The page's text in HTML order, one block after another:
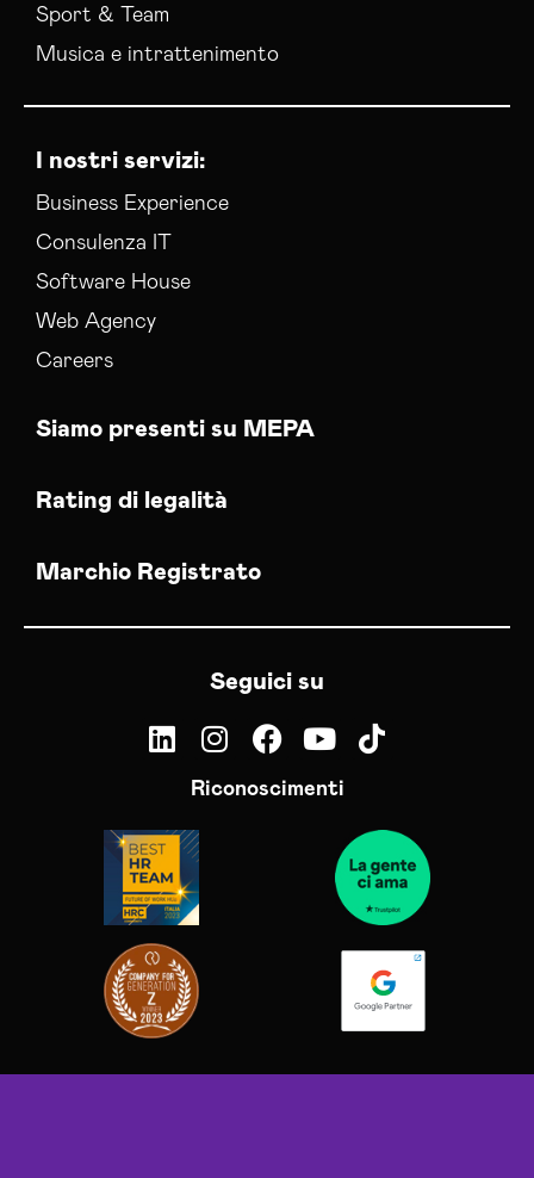
Sport & Team
Musica e intrattenimento
I nostri servizi:
Business Experience
Consulenza IT
Software House
Web Agency
Careers
Siamo presenti su MEPA
Rating di legalità
Marchio Registrato
Seguici su
Riconoscimenti